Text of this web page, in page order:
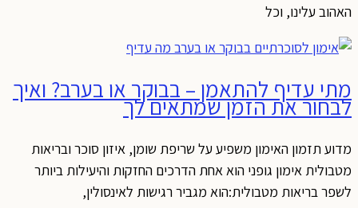
האהוב עלינו, וכל
מתי עדיף להתאמן – בבוקר או בערב? ואיך
לבחור את הזמן שמתאים לך
מדוע תזמון האימון משפיע על שריפת שומן, איזון סוכר ובריאות
מטבולית אימון גופני הוא אחת הדרכים החזקות והיעילות ביותר
לשפר בריאות מטבולית:הוא מגביר רגישות לאינסולין,